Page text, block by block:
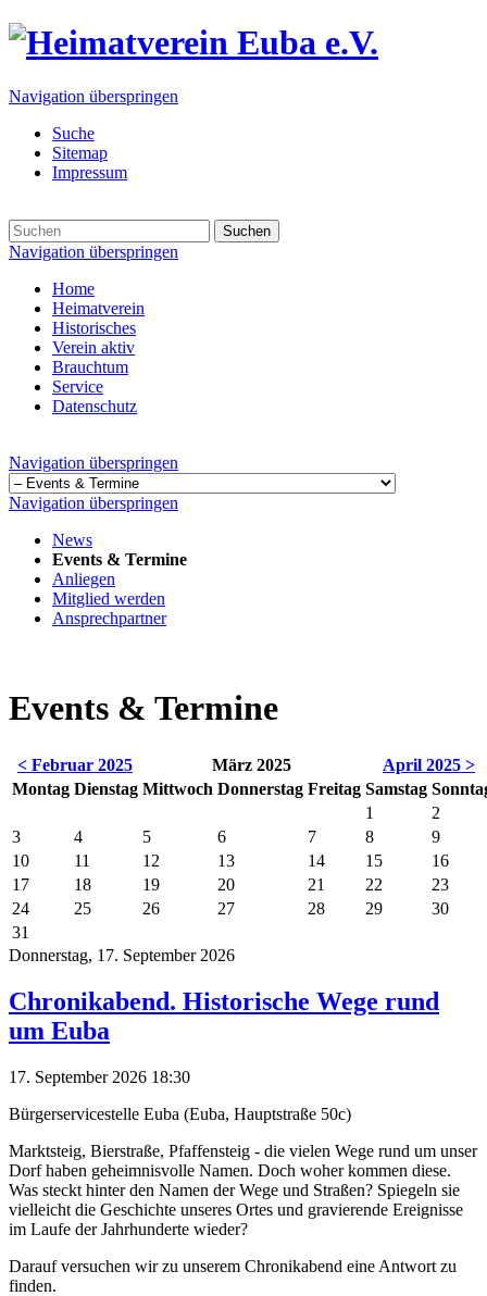
Navigation überspringen
Suche
Sitemap
Impressum
Suchen
Navigation überspringen
Home
Heimatverein
Historisches
Verein aktiv
Brauchtum
Service
Datenschutz
Navigation überspringen
Navigation überspringen
News
Events & Termine
Anliegen
Mitglied werden
Ansprechpartner
Events & Termine
< Februar 2025 März 2025
April 2025 >
Montag Dienstag Mittwoch Donnerstag Freitag Samstag
1
2
3
4 5 6 7 8
9
10
11 12 13 14 15
16
17
18 19 20 21 22
23
24
25 26 27 28 29
30
31
Donnerstag, 17. September 2026
Chronikabend. Historische Wege rund
um Euba
17. September 2026 18:30
Bürgerservicestelle Euba (Euba, Hauptstraße 50c)
Marktsteig, Bierstraße, Pfaffensteig - die vielen Wege rund um unser
Dorf haben geheimnisvolle Namen. Doch woher kommen diese.
Was steckt hinter den Namen der Wege und Straßen? Spiegeln sie
vielleicht die Geschichte unseres Ortes und gravierende Ereignisse
im Laufe der Jahrhunderte wieder?
Darauf versuchen wir zu unserem Chronikabend eine Antwort zu
finden.